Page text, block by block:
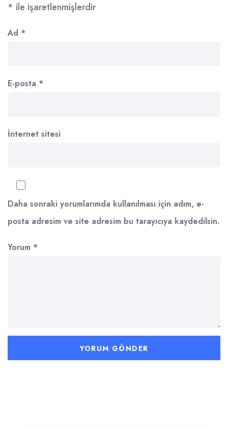
* ile işaretlenmişlerdir
Ad *
E-posta *
İnternet sitesi
Daha sonraki yorumlarımda kullanılması için adım, e-
posta adresim ve site adresim bu tarayıcıya kaydedilsin.
Yorum *